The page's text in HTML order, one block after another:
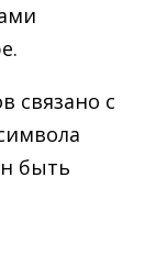
связано с
быть